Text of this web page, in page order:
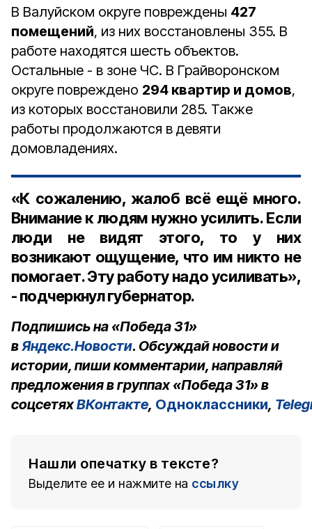
В Валуйском округе повреждены 427
помещений, из них восстановлены 355. В
работе находятся шесть объектов.
Остальные - в зоне ЧС. В Грайворонском
округе повреждено 294 квартир и домов,
из которых восстановили 285. Также
работы продолжаются в девяти
домовладениях.
«К сожалению, жалоб всё ещё много.
Внимание к людям нужно усилить. Если
люди не видят этого, то у них
возникают ощущение, что им никто не
помогает. Эту работу надо усиливать»,
- подчеркнул губернатор.
Подпишись на «Победа 31»
вЯндекс.Новости. Обсуждай новости и
истории, пиши комментарии, направляй
предложения в группах «Победа 31» в
соцсетяхВКонтакте, Одноклассники,
Нашли опечатку в тексте?
Выделите ее и нажмите на ссылку